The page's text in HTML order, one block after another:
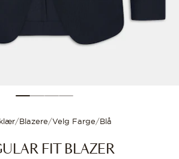
/Blazere/Velg Farge/Blå
FIT BLAZER